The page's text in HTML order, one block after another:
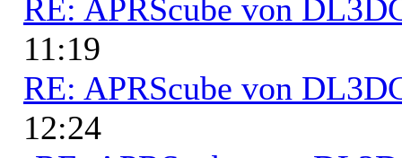
RE: APRScube von
11:19
RE: APRScube von
12:24